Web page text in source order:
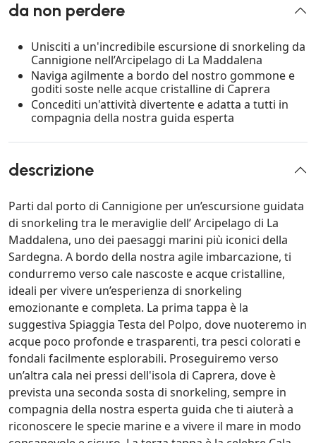
da non perdere
Unisciti a un'incredibile escursione di snorkeling da
Cannigione nell’Arcipelago di La Maddalena
Naviga agilmente a bordo del nostro gommone e
goditi soste nelle acque cristalline di Caprera
Concediti un'attività divertente e adatta a tutti in
compagnia della nostra guida esperta
descrizione
Parti dal porto di Cannigione per un’escursione guidata
di snorkeling tra le meraviglie dell’ Arcipelago di La
Maddalena, uno dei paesaggi marini più iconici della
Sardegna. A bordo della nostra agile imbarcazione, ti
condurremo verso cale nascoste e acque cristalline,
ideali per vivere un’esperienza di snorkeling
emozionante e completa. La prima tappa è la
suggestiva Spiaggia Testa del Polpo, dove nuoteremo in
acque poco profonde e trasparenti, tra pesci colorati e
fondali facilmente esplorabili. Proseguiremo verso
un’altra cala nei pressi dell'isola di Caprera, dove è
prevista una seconda sosta di snorkeling, sempre in
compagnia della nostra esperta guida che ti aiuterà a
riconoscere le specie marine e a vivere il mare in modo